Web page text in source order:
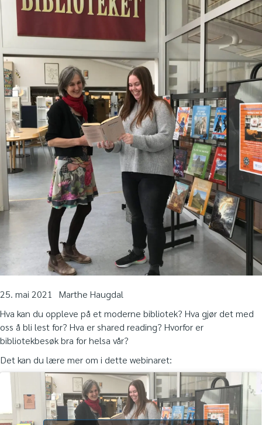
25. mai 2021
Marthe Haugdal
Hva kan du oppleve på et moderne bibliotek? Hva gjør det med
oss å bli lest for? Hva er shared reading? Hvorfor er
bibliotekbesøk bra for helsa vår?
Det kan du lære mer om i dette webinaret: